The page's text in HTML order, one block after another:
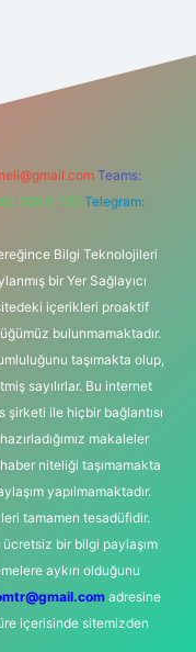
Teams:
606 0 726 Telegram:
Bilgi Teknolojileri
bir Yer Sağlayıcı
içerikleri proaktif
bulunmamaktadır.
taşımakta olup,
sayılırlar. Bu internet
şirketi ile hiçbir bağlantısı
makaleler
niteliği taşımamakta
yapılmamaktadır.
tamamen tesadüfidir.
bir bilgi paylaşım
aykırı olduğunu
adresine
içerisinde sitemizden